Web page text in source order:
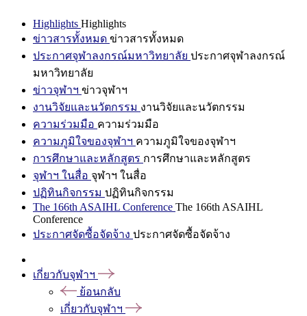
Highlights Highlights
ข่าวสารทั้งหมด ข่าวสารทั้งหมด
ประกาศจุฬาลงกรณ์มหาวิทยาลัย ประกาศจุฬาลงกรณ์
มหาวิทยาลัย
ข่าวจุฬาฯ ข่าวจุฬาฯ
งานวิจัยและนวัตกรรม งานวิจัยและนวัตกรรม
ความร่วมมือ ความร่วมมือ
ความภูมิใจของจุฬาฯ ความภูมิใจของจุฬาฯ
การศึกษาและหลักสูตร การศึกษาและหลักสูตร
จุฬาฯ ในสื่อ จุฬาฯ ในสื่อ
ปฏิทินกิจกรรม ปฏิทินกิจกรรม
The 166th ASAIHL Conference The 166th ASAIHL
Conference
ประกาศจัดซื้อจัดจ้าง ประกาศจัดซื้อจัดจ้าง
เกี่ยวกับจุฬาฯ
ย้อนกลับ
เกี่ยวกับจุฬาฯ